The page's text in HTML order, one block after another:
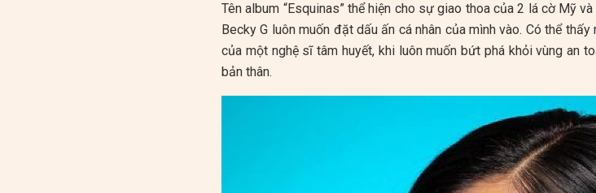
Tên album “Esquinas” thể hiện cho sự giao thoa của 2 lá cờ Mỹ
Becky G luôn muốn đặt dấu ấn cá nhân của mình vào. Có thể
của một nghệ sĩ tâm huyết, khi luôn muốn bứt phá khỏi vùng an
bản thân.